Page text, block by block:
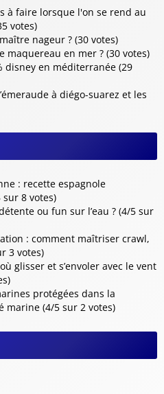
à faire lorsque l'on se rend au
votes)
nageur ? (30 votes)
maquereau en mer ? (30 votes)
disney en méditerranée (29
à diégo-suarez et les
: recette espagnole
8 votes)
ou fun sur l’eau ? (4/5 sur
: comment maîtriser crawl,
3 votes)
glisser et s’envoler avec le vent
protégées dans la
marine (4/5 sur 2 votes)